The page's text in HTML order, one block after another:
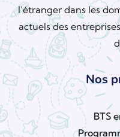
l’étranger dans les
actuels des
Nos
BTS